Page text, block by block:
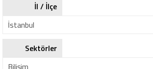
İl / İlçe
İstanbul
Sektörler
Bilişim